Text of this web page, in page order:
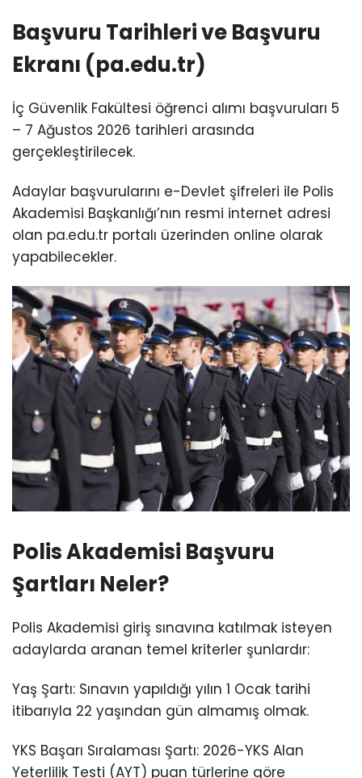
Başvuru Tarihleri ve Başvuru
Ekranı (pa.edu.tr)
İç Güvenlik Fakültesi öğrenci alımı başvuruları 5
– 7 Ağustos 2026 tarihleri arasında
gerçekleştirilecek.
Adaylar başvurularını e-Devlet şifreleri ile Polis
Akademisi Başkanlığı’nın resmi internet adresi
olan pa.edu.tr portalı üzerinden online olarak
yapabilecekler.
Polis Akademisi Başvuru
Şartları Neler?
Polis Akademisi giriş sınavına katılmak isteyen
adaylarda aranan temel kriterler şunlardır:
Yaş Şartı: Sınavın yapıldığı yılın 1 Ocak tarihi
itibarıyla 22 yaşından gün almamış olmak.
YKS Başarı Sıralaması Şartı: 2026-YKS Alan
Yeterlilik Testi (AYT) puan türlerine göre